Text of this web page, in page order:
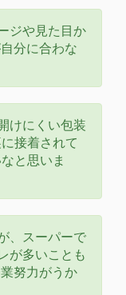
ジや見た目か
分に合わな
けにくい包装
接着されて
と思いま
、スーパーで
が多いことも
努力がうか